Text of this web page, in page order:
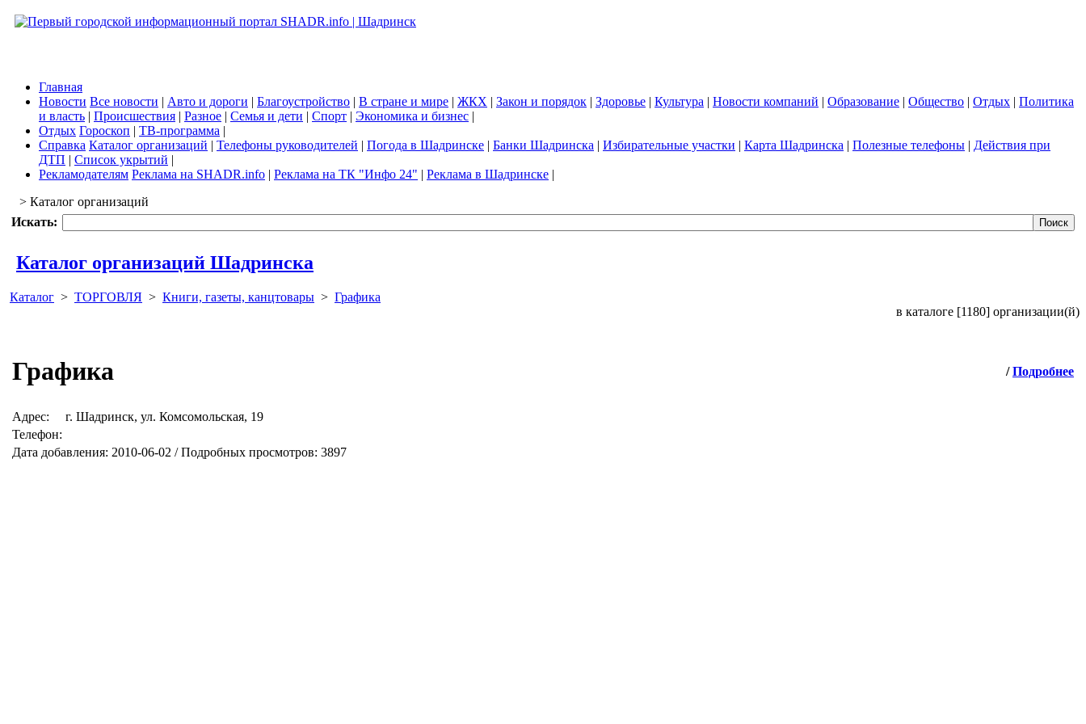
Главная
Новости Все новости | Авто и дороги | Благоустройство | В стране и мире | ЖКХ | Закон и порядок | Здоровье | Культура | Новости компаний | Образование | Общество | Отдых | Политика
и власть | Происшествия | Разное | Семья и дети | Спорт | Экономика и бизнес |
Отдых Гороскоп | ТВ-программа |
Справка Каталог организаций | Телефоны руководителей | Погода в Шадринске | Банки Шадринска | Избирательные участки | Карта Шадринска | Полезные телефоны | Действия при
ДТП | Список укрытий |
Рекламодателям Реклама на SHADR.info | Реклама на ТК "Инфо 24" | Реклама в Шадринске |
> Каталог организаций
Искать:
Каталог организаций Шадринска
Каталог > ТОРГОВЛЯ > Книги, газеты, канцтовары > Графика
в каталоге [1180] организации(й)
Графика / Подробнее
Адрес:
г. Шадринск, ул. Комсомольская, 19
Телефон:
Дата добавления: 2010-06-02 / Подробных просмотров: 3897